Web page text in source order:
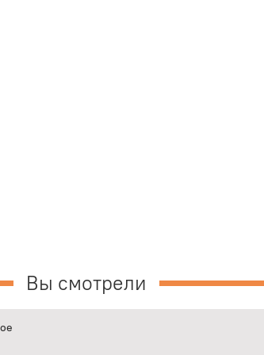
Вы смотрели